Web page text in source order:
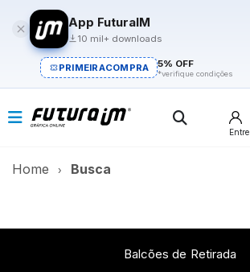
App FuturaIM
10 mil+ downloads
PRIMEIRACOMPRA 5% OFF
*verifique condições
Entre
Home Busca
Balcões de Retirada